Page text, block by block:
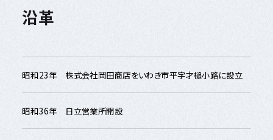
沿革
昭和23年 株式会社岡田商店をいわき市平字才槌小路に設立
昭和36年 日立営業所開設